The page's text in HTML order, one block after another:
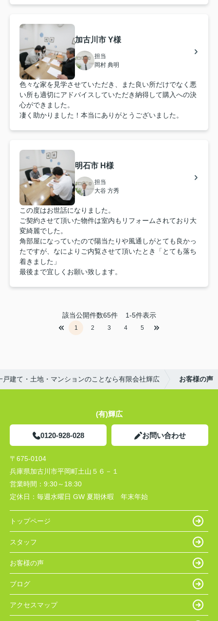
加古川市 Y様
担当
岡村 典明
色々な家を見学させていただき、また良い所だけでなく悪
い所も適切にアドバイスしていただき納得して購入への決
心ができました。
凄く助かりました！本当にありがとうございました。
明石市 H様
担当
大谷 方秀
この度はお世話になりました。
ご契約させて頂いた物件は室内もリフォームされており大
変綺麗でした。
角部屋になっていたので陽当たりや風通しがとても良かっ
たですが、なによりご内覧させて頂いたとき「とても落ち
着きました」
最後まで宜しくお願い致します。
該当公開件数65件1-5件表示
1 2 3 4 5
建て・土地・マンションのことなら有限会社輝広 お客様の声
(有)輝広
0120-928-028 お問い合わせ
〒675-0104
兵庫県加古川市平岡町土山５６－１
営業時間： 9:30～18:30
定休日： 毎週水曜日 GW 夏期休暇 年末年始
トップページ
スタッフ
お客様の声
ブログ
アクセスマップ